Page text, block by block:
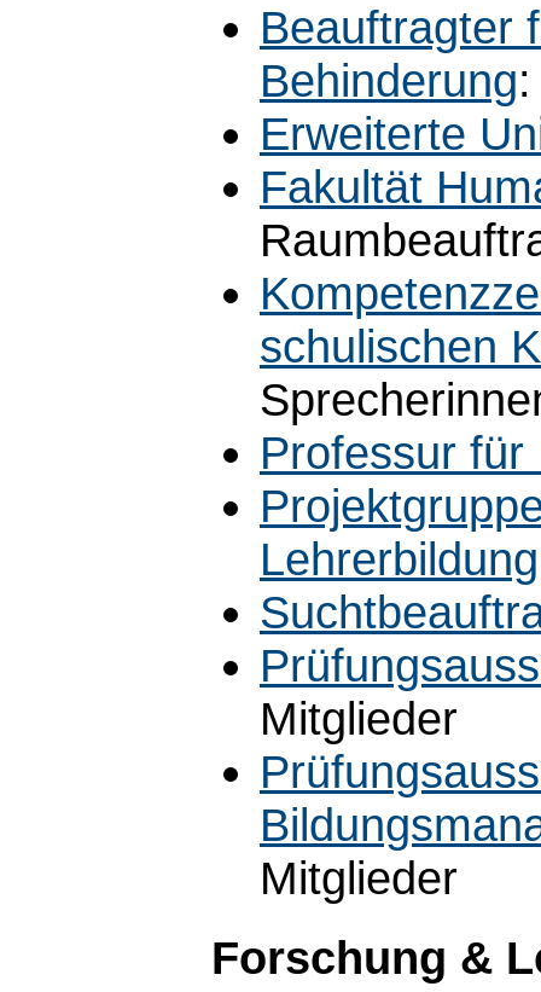
Beauftragter
Behinderung
Erweiterte
Fakultät
schulischen
Professur für
Lehrerbildung
Mitglieder
Mitglieder
Forschung &